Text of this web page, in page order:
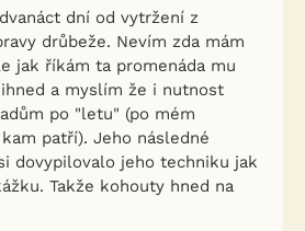
dní od vytržení z
drůbeže. Nevím zda mám
jak říkám ta promenáda mu
a myslím že i nutnost
po "letu" (po mém
patří). Jeho následné
dovypilovalo jeho techniku jak
Takže kohouty hned na